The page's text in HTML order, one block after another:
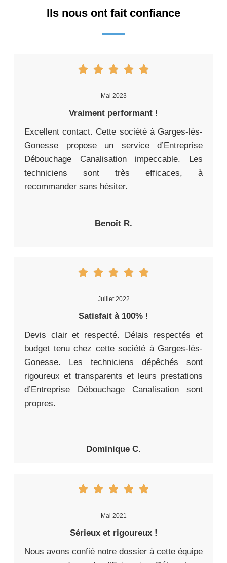
Ils nous ont fait confiance
Mai 2023
Vraiment performant !
Excellent contact. Cette société à Garges-lès-
Gonesse propose un service d’Entreprise
Débouchage Canalisation impeccable. Les
techniciens sont très efficaces, à
recommander sans hésiter.
Benoît R.
Juillet 2022
Satisfait à 100% !
Devis clair et respecté. Délais respectés et
budget tenu chez cette société à Garges-lès-
Gonesse. Les techniciens dépêchés sont
rigoureux et transparents et leurs prestations
d’Entreprise Débouchage Canalisation sont
propres.
Dominique C.
Mai 2021
Sérieux et rigoureux !
Nous avons confié notre dossier à cette équipe